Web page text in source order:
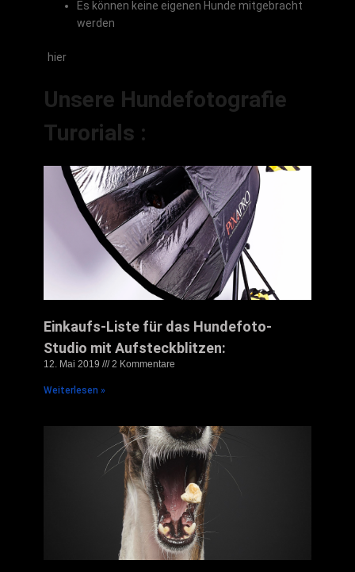
Es können keine eigenen Hunde mitgebracht
werden
hier
Unsere Hundefotografie
Turorials :
Einkaufs-Liste für das Hundefoto-
Studio mit Aufsteckblitzen:
12. Mai 2019 2 Kommentare
Weiterlesen »